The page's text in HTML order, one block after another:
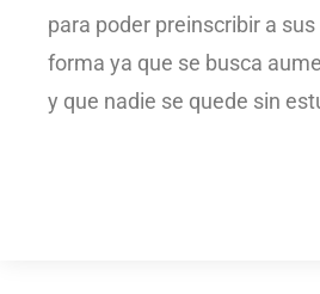
para poder preinscribir a
forma ya que se busca
y que nadie se quede sin